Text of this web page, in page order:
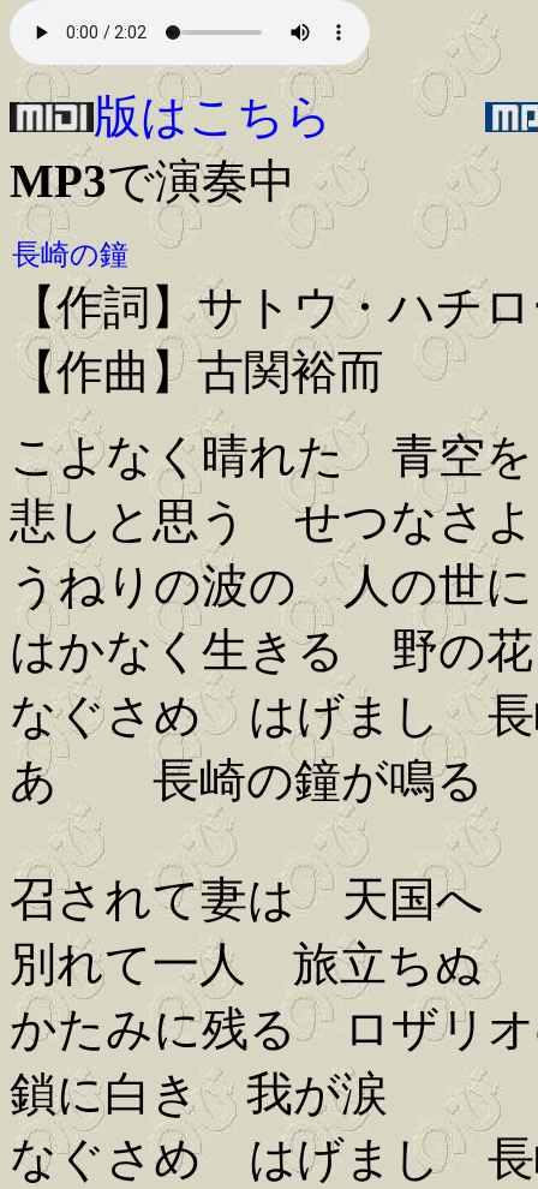
版はこちら
MP3で演奏中
長崎の鐘
【作詞】サトウ・ハチ
【作曲】古関裕而
こよなく晴れた 青空を
悲しと思う せつなさよ
うねりの波の 人の世に
はかなく生きる 野の
なぐさめ はげまし 長
あゝ 長崎の鐘が鳴る
召されて妻は 天国へ
別れて一人 旅立ちぬ
かたみに残る ロザリ
鎖に白き 我が涙
なぐさめ はげまし 長